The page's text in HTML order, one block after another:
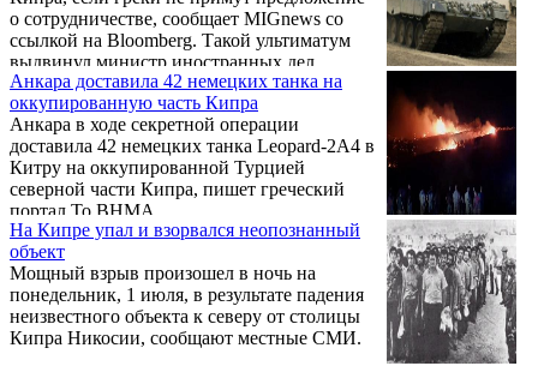
о сотрудничестве, сообщает MIGnews со
ссылкой на Bloomberg. Такой ультиматум
выдвинул министр иностранных дел
Анкары Мевлют Чавушоглу.
Анкара доставила 42 немецких танка на
оккупированную часть Кипра
Анкара в ходе секретной операции
доставила 42 немецких танка Leopard-2A4 в
Китру на оккупированной Турцией
северной части Кипра, пишет греческий
портал To BHMA.
На Кипре упал и взорвался неопознанный
объект
Мощный взрыв произошел в ночь на
понедельник, 1 июля, в результате падения
неизвестного объекта к северу от столицы
Кипра Никосии, сообщают местные СМИ.